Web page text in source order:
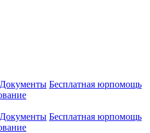
Документы Бесплатная юрпомощь
Документы Бесплатная юрпомощь